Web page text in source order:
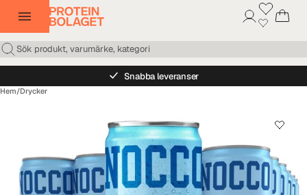
Snabba leveranser
Hem/Drycker